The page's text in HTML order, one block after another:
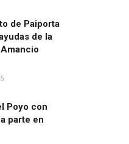
de Paiporta
de la
Poyo con
parte en